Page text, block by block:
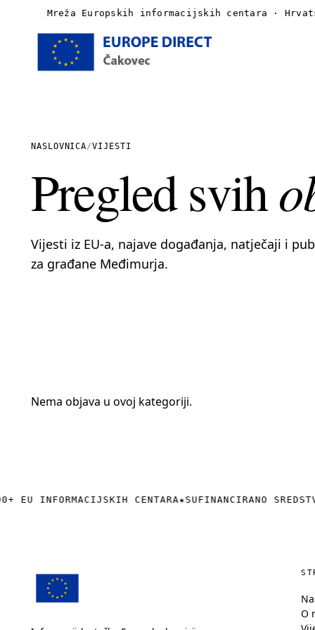
Mreža Europskih informacijskih centara ·
Vijesti
Publikacije
Linkovi
NASLOVNICA/VIJESTI
Pregled svih
Vijesti iz EU-a, najave događanja, natječaji i
za građane Međimurja.
Nema objava u ovoj kategoriji.
EU INFORMACIJSKIH CENTARA★SUFINANCIRANO
O